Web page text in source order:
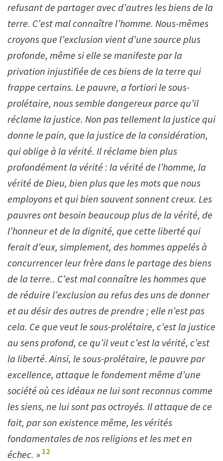
refusant de partager avec d’autres les biens de la
terre. C’est mal connaître l’homme. Nous-mêmes
croyons que l’exclusion vient d’une source plus
profonde, même si elle se manifeste par la
privation injustifiée de ces biens de la terre qui
frappe certains. Le pauvre, a fortiori le sous-
prolétaire, nous semble dangereux parce qu’il
réclame la justice. Non pas tellement la justice qui
donne le pain, que la justice de la considération,
qui oblige à la vérité. Il réclame bien plus
profondément la vérité : la vérité de l’homme, la
vérité de Dieu, bien plus que les mots que nous
employons et qui bien souvent sonnent creux. Les
pauvres ont besoin beaucoup plus de la vérité, de
l’honneur et de la dignité, que cette liberté qui
ferait d’eux, simplement, des hommes appelés à
concurrencer leur frère dans le partage des biens
de la terre.. C’est mal connaître les hommes que
de réduire l’exclusion au refus des uns de donner
et au désir des autres de prendre ; elle n’est pas
cela. Ce que veut le sous-prolétaire, c’est la justice
au sens profond, ce qu’il veut c’est la vérité, c’est
la liberté. Ainsi, le sous-prolétaire, le pauvre par
excellence, attaque le fondement même d’une
société où ces idéaux ne lui sont reconnus comme
les siens, ne lui sont pas octroyés. Il attaque de ce
fait, par son existence même, les vérités
fondamentales de nos religions et les met en
échec. » 12